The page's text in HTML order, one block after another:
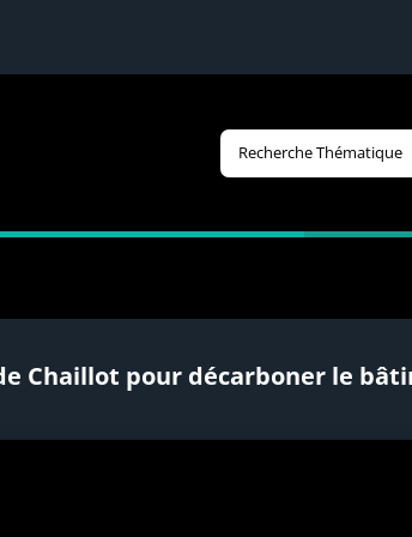
Recherche Thématique
Chaillot pour décarboner le